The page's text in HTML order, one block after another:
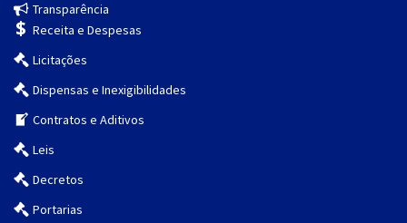
Transparência
Receita e Despesas
Licitações
Dispensas e Inexigibilidades
Contratos e Aditivos
Leis
Decretos
Portarias